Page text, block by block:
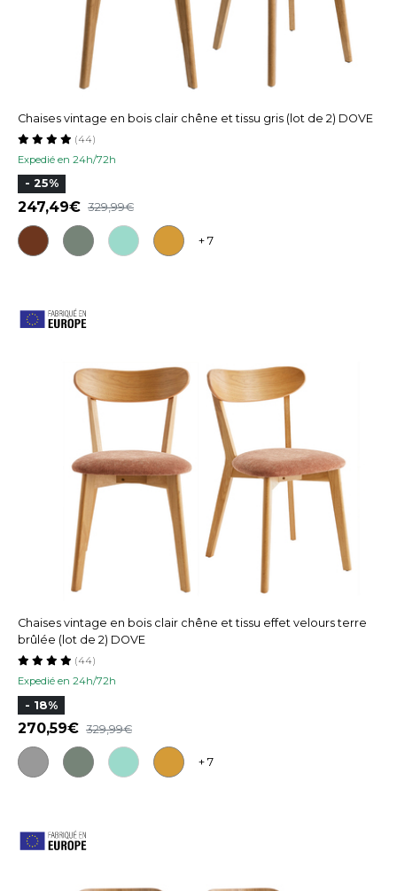
Chaises vintage en bois clair chêne et tissu gris (lot de 2) DOVE
Expedié en 24h/72h
(44)
- 25%
247,49 329,99
+ 7
Chaises vintage en bois clair chêne et tissu effet velours terre
brûlée (lot de 2) DOVE
Expedié en 24h/72h
(44)
- 18%
270,59 329,99
+ 7